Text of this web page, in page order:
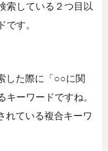
索している２つ目以
です。
した際に「○○に関
ーワードですね。
れている複合キーワ